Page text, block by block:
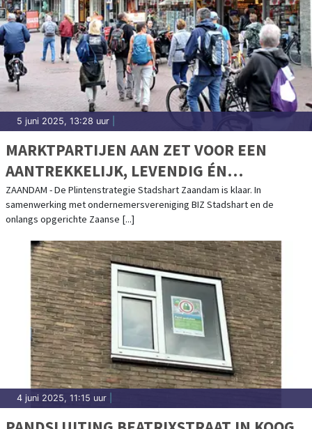
5 juni 2025, 13:28 uur
MARKTPARTIJEN AAN ZET VOOR EEN
AANTREKKELIJK, LEVENDIG ÉN
GEVARIEERD STADSHART ZAANDAM
ZAANDAM - De Plintenstrategie Stadshart Zaandam is klaar. In
samenwerking met ondernemersvereniging BIZ Stadshart en de
onlangs opgerichte Zaanse [...]
4 juni 2025, 11:15 uur